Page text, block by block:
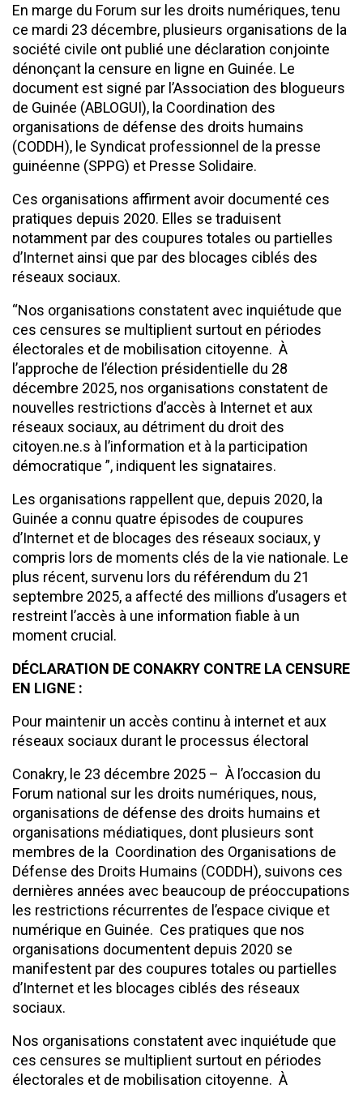
En marge du Forum sur les droits numériques, tenu
ce mardi 23 décembre, plusieurs organisations de la
société civile ont publié une déclaration conjointe
dénonçant la censure en ligne en Guinée. Le
document est signé par l’Association des blogueurs
de Guinée (ABLOGUI), la Coordination des
organisations de défense des droits humains
(CODDH), le Syndicat professionnel de la presse
guinéenne (SPPG) et Presse Solidaire.
Ces organisations affirment avoir documenté ces
pratiques depuis 2020. Elles se traduisent
notamment par des coupures totales ou partielles
d’Internet ainsi que par des blocages ciblés des
réseaux sociaux.
“Nos organisations constatent avec inquiétude que
ces censures se multiplient surtout en périodes
électorales et de mobilisation citoyenne. À
l’approche de l’élection présidentielle du 28
décembre 2025, nos organisations constatent de
nouvelles restrictions d’accès à Internet et aux
réseaux sociaux, au détriment du droit des
citoyen.ne.s à l’information et à la participation
démocratique ”, indiquent les signataires.
Les organisations rappellent que, depuis 2020, la
Guinée a connu quatre épisodes de coupures
d’Internet et de blocages des réseaux sociaux, y
compris lors de moments clés de la vie nationale. Le
plus récent, survenu lors du référendum du 21
septembre 2025, a affecté des millions d’usagers et
restreint l’accès à une information fiable à un
moment crucial.
DÉCLARATION DE CONAKRY CONTRE LA CENSURE
EN LIGNE :
Pour maintenir un accès continu à internet et aux
réseaux sociaux durant le processus électoral
Conakry, le 23 décembre 2025 – À l’occasion du
Forum national sur les droits numériques, nous,
organisations de défense des droits humains et
organisations médiatiques, dont plusieurs sont
membres de la Coordination des Organisations de
Défense des Droits Humains (CODDH), suivons ces
dernières années avec beaucoup de préoccupations
les restrictions récurrentes de l’espace civique et
numérique en Guinée. Ces pratiques que nos
organisations documentent depuis 2020 se
manifestent par des coupures totales ou partielles
d’Internet et les blocages ciblés des réseaux
sociaux.
Nos organisations constatent avec inquiétude que
ces censures se multiplient surtout en périodes
électorales et de mobilisation citoyenne. À